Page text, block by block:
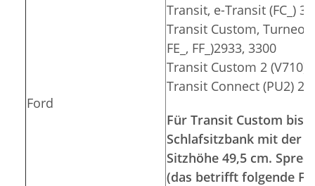
Ford
Transit, e-Transit (FC_)
Transit Custom, Turneo
FE_, FF_)2933, 3300
Transit Custom 2 (V710)
Transit Connect (PU2)
Für Transit Custom bis
Schlafsitzbank mit der
Sitzhöhe 49,5 cm.
(das betrifft folgende